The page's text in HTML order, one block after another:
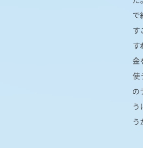
で
す
す
金
使
の
う
う